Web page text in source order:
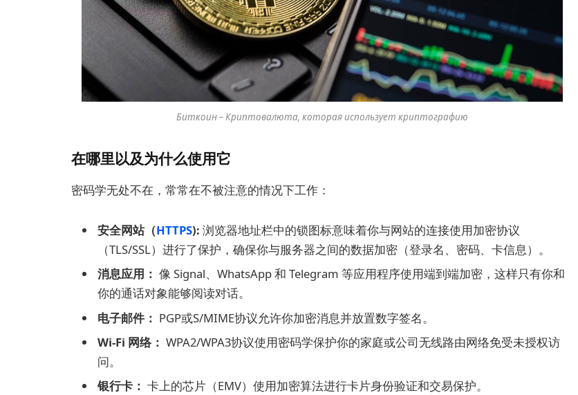
Биткоин – Криптовалюта, которая использует криптографию
在哪里以及为什么使用它
密码学无处不在，常常在不被注意的情况下工作：
安全网站（HTTPS): 浏览器地址栏中的锁图标意味着你与网站的连接使用加密协议
（TLS/SSL）进行了保护，确保你与服务器之间的数据加密（登录名、密码、卡信息）。
消息应用： 像 Signal、WhatsApp 和 Telegram 等应用程序使用端到端加密，这样只有你和
你的通话对象能够阅读对话。
电子邮件： PGP或S/MIME协议允许你加密消息并放置数字签名。
Wi-Fi 网络： WPA2/WPA3协议使用密码学保护你的家庭或公司无线路由网络免受未授权访
问。
银行卡： 卡上的芯片（EMV）使用加密算法进行卡片身份验证和交易保护。